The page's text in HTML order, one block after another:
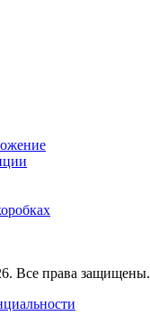
Все права защищены.